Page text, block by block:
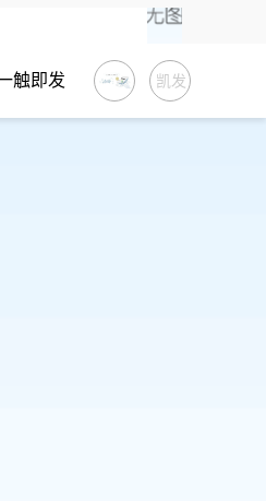
凯发
一触
触即发